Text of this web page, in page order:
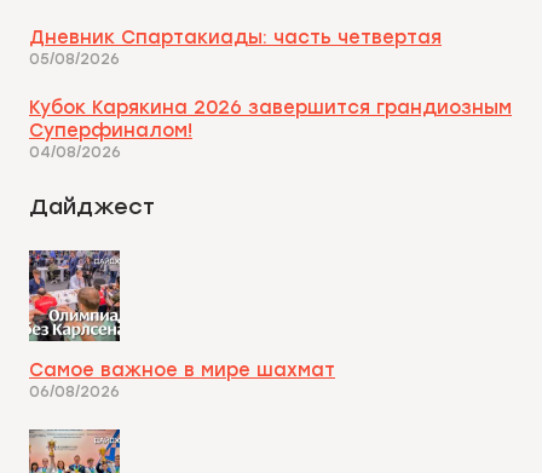
Дневник Спартакиады: часть четвертая
05/08/2026
Кубок Карякина 2026 завершится грандиозным
Суперфиналом!
04/08/2026
Дайджест
Самое важное в мире шахмат
06/08/2026